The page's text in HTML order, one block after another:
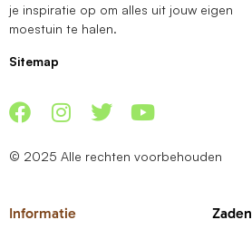
je inspiratie op om alles uit jouw eigen
moestuin te halen.
Sitemap
© 2025 Alle rechten voorbehouden
Informatie Zaden